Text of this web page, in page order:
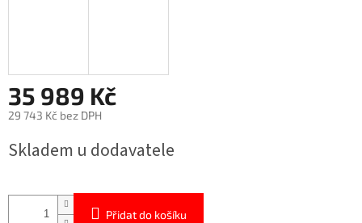
35 989 Kč
29 743 Kč bez DPH
cena:
Skladem u dodavatele
Přidat do košíku